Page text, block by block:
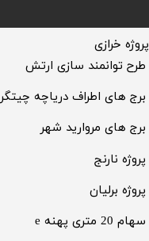
​طرح توانمند سازی ارتش
سهام 20 متری پهنه e​​​​​​​
​پروژه خرازی
پروژه برلیان
​پروژه نارنج
​برج های اطراف دریاچه چیتگر
​برج های مروارید شهر